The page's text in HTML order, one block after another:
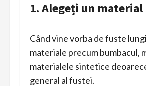
1. Alegeți un
Când vine vorba de fuste
materiale precum bumbacul,
materialele sintetice
general al fustei.